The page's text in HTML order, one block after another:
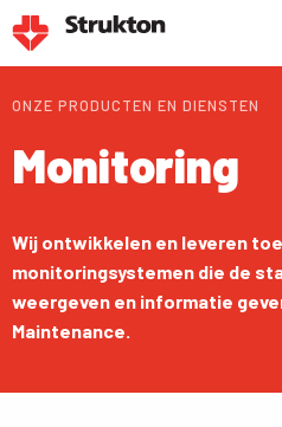
ONZE PRODUCTEN EN DIENSTEN
Monitoring
Wij ontwikkelen en leveren
monitoringsystemen die de
weergeven en informatie
Maintenance.